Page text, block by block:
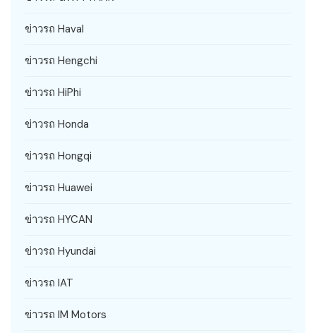
ข่าวรถ Haval
ข่าวรถ Hengchi
ข่าวรถ HiPhi
ข่าวรถ Honda
ข่าวรถ Hongqi
ข่าวรถ Huawei
ข่าวรถ HYCAN
ข่าวรถ Hyundai
ข่าวรถ IAT
ข่าวรถ IM Motors